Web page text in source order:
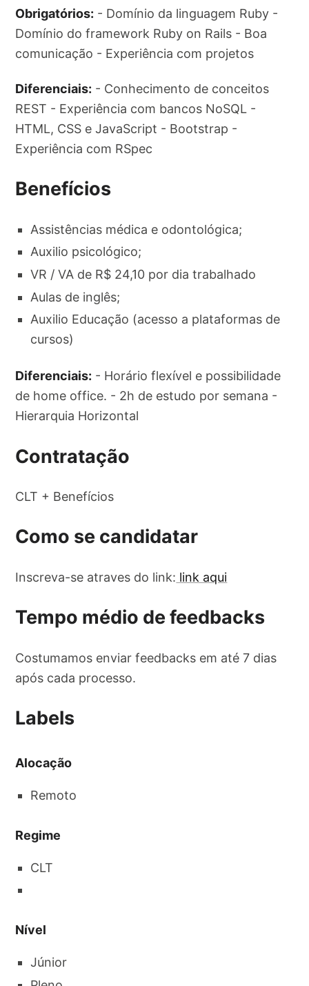
Obrigatórios: - Domínio da linguagem Ruby -
Domínio do framework Ruby on Rails - Boa
comunicação - Experiência com projetos
Diferenciais: - Conhecimento de conceitos
REST - Experiência com bancos NoSQL -
HTML, CSS e JavaScript - Bootstrap -
Experiência com RSpec
Benefícios
Assistências médica e odontológica;
Auxilio psicológico;
VR / VA de R$ 24,10 por dia trabalhado
Aulas de inglês;
Auxilio Educação (acesso a plataformas de
cursos)
Diferenciais: - Horário flexível e possibilidade
de home office. - 2h de estudo por semana -
Hierarquia Horizontal
Contratação
CLT + Benefícios
Como se candidatar
Inscreva-se atraves do link: link aqui
Tempo médio de feedbacks
Costumamos enviar feedbacks em até 7 dias
após cada processo.
Labels
Alocação
Remoto
Regime
CLT
Nível
Júnior